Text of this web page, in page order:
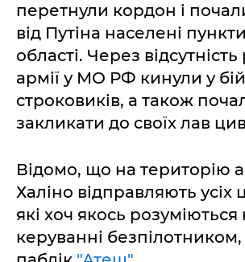
перетнули кордон і
від Путіна населені
області. Через
армії у МО РФ кинули у
строковиків, а також
закликати до своїх лав
Відомо, що на територію
Халіно відправляють усіх
які хоч якось розуміються
керуванні